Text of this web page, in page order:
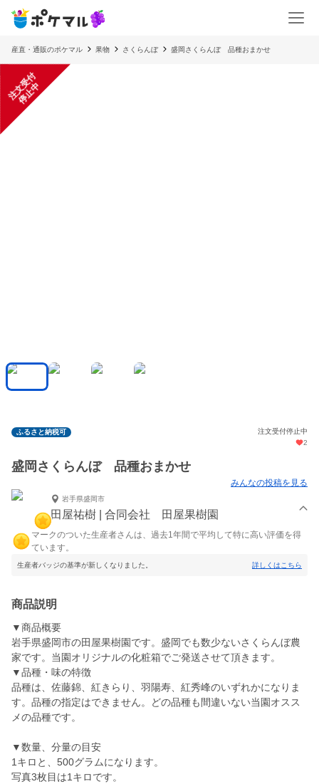
産直・通販のポケマル 果物 さくらんぼ 盛岡さくらんぼ 品種おまかせ
注
文
受
付
停
止
中
ふるさと納税可
注文受付停止中
2
盛岡さくらんぼ 品種おまかせ
みんなの投稿を見る
岩手県盛岡市
田屋祐樹 | 合同会社 田屋果樹園
マークのついた生産者さんは、過去1年間で平均して特に高い評価を得
ています。
生産者バッジの基準が新しくなりました。 詳しくはこちら
商品説明
▼商品概要
岩手県盛岡市の田屋果樹園です。盛岡でも数少ないさくらんぼ農
家です。当園オリジナルの化粧箱でご発送させて頂きます。
▼品種・味の特徴
品種は、佐藤錦、紅きらり、羽陽寿、紅秀峰のいずれかになりま
す。品種の指定はできません。どの品種も間違いない当園オスス
メの品種です。
▼数量、分量の目安
1キロと、500グラムになります。
写真3枚目は1キロです。